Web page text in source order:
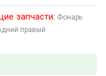
запчасти: Фонарь
правый